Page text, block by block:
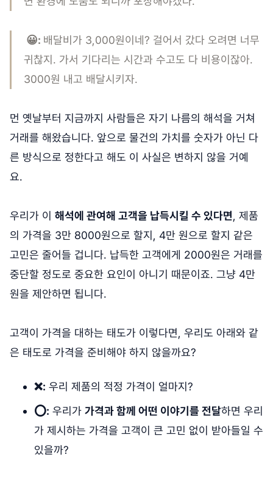
😀: 배달비가 3,000원이네? 걸어서 갔다 오려면 너무
귀찮지. 가서 기다리는 시간과 수고도 다 비용이잖아.
3000원 내고 배달시키자.
먼 옛날부터 지금까지 사람들은 자기 나름의 해석을 거쳐
거래를 해왔습니다. 앞으로 물건의 가치를 숫자가 아닌 다
른 방식으로 정한다고 해도 이 사실은 변하지 않을 거예
요.
우리가 이 해석에 관여해 고객을 납득시킬 수 있다면, 제품
의 가격을 3만 8000원으로 할지, 4만 원으로 할지 같은
고민은 줄어들 겁니다. 납득한 고객에게 2000원은 거래를
중단할 정도로 중요한 요인이 아니기 때문이죠. 그냥 4만
원을 제안하면 됩니다.
고객이 가격을 대하는 태도가 이렇다면, 우리도 아래와 같
은 태도로 가격을 준비해야 하지 않을까요?
❌: 우리 제품의 적정 가격이 얼마지?
⭕️: 우리가 가격과 함께 어떤 이야기를 전달하면 우리
가 제시하는 가격을 고객이 큰 고민 없이 받아들일 수
있을까?